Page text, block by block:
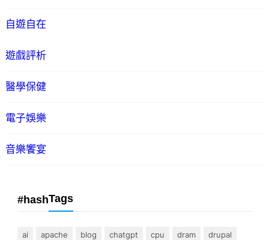
自遊自在
遊戲評析
醫學保健
電子娛樂
音樂饗宴
#hashTags
ai apache blog chatgpt cpu dram
drupal